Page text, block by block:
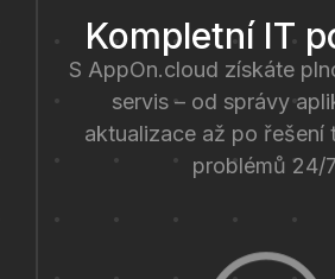
Kompletní IT
S AppOn.cloud získáte
servis – od správy
aktualizace až po řešení
problémů 24/